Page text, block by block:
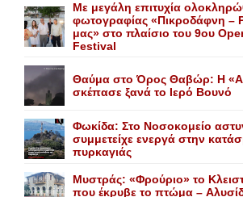
Με μεγάλη επιτυχία
φωτογραφίας «Πικροδάφνη –
μας» στο πλαίσιο του 9ου
Festival
Θαύμα στο Όρος Θαβώρ: H
σκέπασε ξανά το Iερό Bουνό
Φωκίδα: Στο Νοσοκομείο
συμμετείχε ενεργά στην
πυρκαγιάς
Mυστράς: «Φρούριο» το
που έκρυβε το πτώμα –